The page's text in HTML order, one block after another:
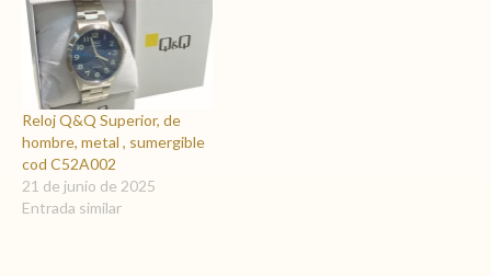
Reloj Q&Q Superior, de
hombre, metal , sumergible
cod C52A002
21 de junio de 2025
Entrada similar